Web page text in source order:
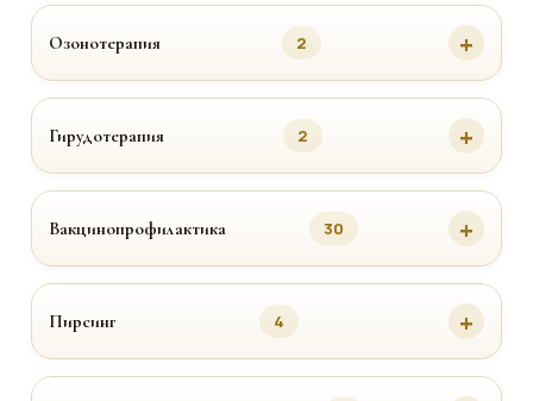
Озонотерапия 2
Гирудотерапия 2
Вакцинопрофилактика 30
Пирсинг 4